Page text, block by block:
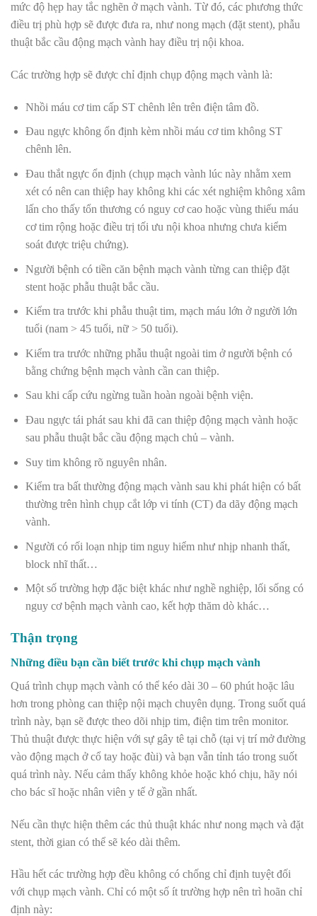
mức độ hẹp hay tắc nghẽn ở mạch vành. Từ đó, các phương thức
điều trị phù hợp sẽ được đưa ra, như nong mạch (đặt stent), phẫu
thuật bắc cầu động mạch vành hay điều trị nội khoa.
Các trường hợp sẽ được chỉ định chụp động mạch vành là:
Nhồi máu cơ tim cấp ST chênh lên trên điện tâm đồ.
Đau ngực không ổn định kèm nhồi máu cơ tim không ST
chênh lên.
Đau thắt ngực ổn định (chụp mạch vành lúc này nhằm xem
xét có nên can thiệp hay không khi các xét nghiệm không xâm
lấn cho thấy tổn thương có nguy cơ cao hoặc vùng thiếu máu
cơ tim rộng hoặc điều trị tối ưu nội khoa nhưng chưa kiểm
soát được triệu chứng).
Người bệnh có tiền căn bệnh mạch vành từng can thiệp đặt
stent hoặc phẫu thuật bắc cầu.
Kiểm tra trước khi phẫu thuật tim, mạch máu lớn ở người lớn
tuổi (nam > 45 tuổi, nữ > 50 tuổi).
Kiểm tra trước những phẫu thuật ngoài tim ở người bệnh có
bằng chứng bệnh mạch vành cần can thiệp.
Sau khi cấp cứu ngừng tuần hoàn ngoài bệnh viện.
Đau ngực tái phát sau khi đã can thiệp động mạch vành hoặc
sau phẫu thuật bắc cầu động mạch chủ – vành.
Suy tim không rõ nguyên nhân.
Kiểm tra bất thường động mạch vành sau khi phát hiện có bất
thường trên hình chụp cắt lớp vi tính (CT) đa dãy động mạch
vành.
Người có rối loạn nhịp tim nguy hiểm như nhịp nhanh thất,
block nhĩ thất…
Một số trường hợp đặc biệt khác như nghề nghiệp, lối sống có
nguy cơ bệnh mạch vành cao, kết hợp thăm dò khác…
Thận trọng
Những điều bạn cần biết trước khi chụp mạch vành
Quá trình chụp mạch vành có thể kéo dài 30 – 60 phút hoặc lâu
hơn trong phòng can thiệp nội mạch chuyên dụng. Trong suốt quá
trình này, bạn sẽ được theo dõi nhịp tim, điện tim trên monitor.
Thủ thuật được thực hiện với sự gây tê tại chỗ (tại vị trí mở đường
vào động mạch ở cổ tay hoặc đùi) và bạn vẫn tỉnh táo trong suốt
quá trình này. Nếu cảm thấy không khỏe hoặc khó chịu, hãy nói
cho bác sĩ hoặc nhân viên y tế ở gần nhất.
Nếu cần thực hiện thêm các thủ thuật khác như nong mạch và đặt
stent, thời gian có thể sẽ kéo dài thêm.
Hầu hết các trường hợp đều không có chống chỉ định tuyệt đối
với chụp mạch vành. Chỉ có một số ít trường hợp nên trì hoãn chỉ
định này: